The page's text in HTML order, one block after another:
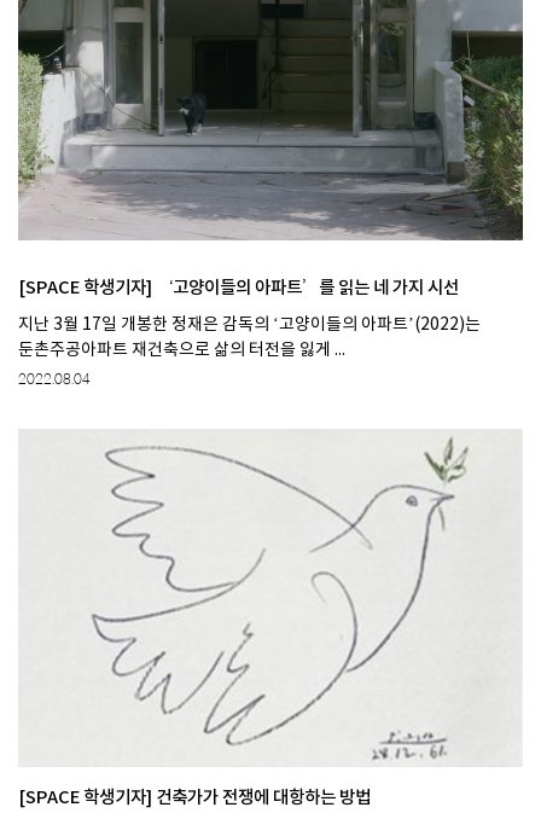
[SPACE 학생기자] ‘고양이들의 아파트’를 읽는 네 가지 시선
지난 3월 17일 개봉한 정재은 감독의 ‘고양이들의 아파트’(2022)는
둔촌주공아파트 재건축으로 삶의 터전을 잃게 ...
2022.08.04
[SPACE 학생기자] 건축가가 전쟁에 대항하는 방법